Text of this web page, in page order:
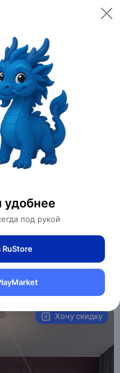
под рукой
Открыть
Люстры
80*5 металл, LED.
Хочу скидку